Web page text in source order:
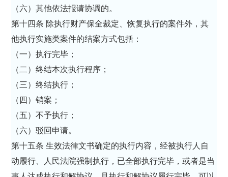
（六）其他依法报请协调的。
第十四条 除执行财产保全裁定、恢复执行的案件外，其
他执行实施类案件的结案方式包括：
（一）执行完毕；
（二）终结本次执行程序；
（三）终结执行；
（四）销案；
（五）不予执行；
（六）驳回申请。
第十五条 生效法律文书确定的执行内容，经被执行人自
动履行、人民法院强制执行，已全部执行完毕，或者是当